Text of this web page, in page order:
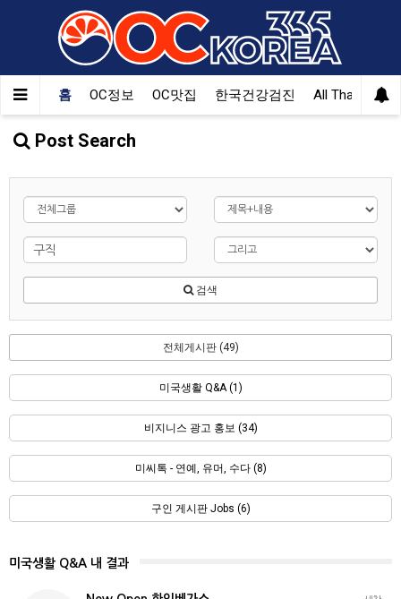
홈 OC정보 OC맛집 한국건강검진 All That Korea
Post Search
검색
전체게시판 (49)
미국생활 Q&A (1)
비지니스 광고 홍보 (34)
미씨톡 - 연예, 유머, 수다 (8)
구인 게시판 Jobs (6)
미국생활 Q&A 내 결과